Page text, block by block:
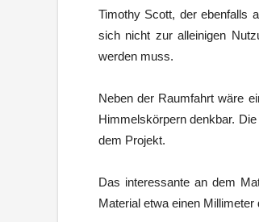
Timothy Scott, der ebenfalls
sich nicht zur alleinigen
werden muss.
Neben der Raumfahrt wäre
Himmelskörpern denkbar.
dem Projekt.
Das interessante an dem
Material etwa einen